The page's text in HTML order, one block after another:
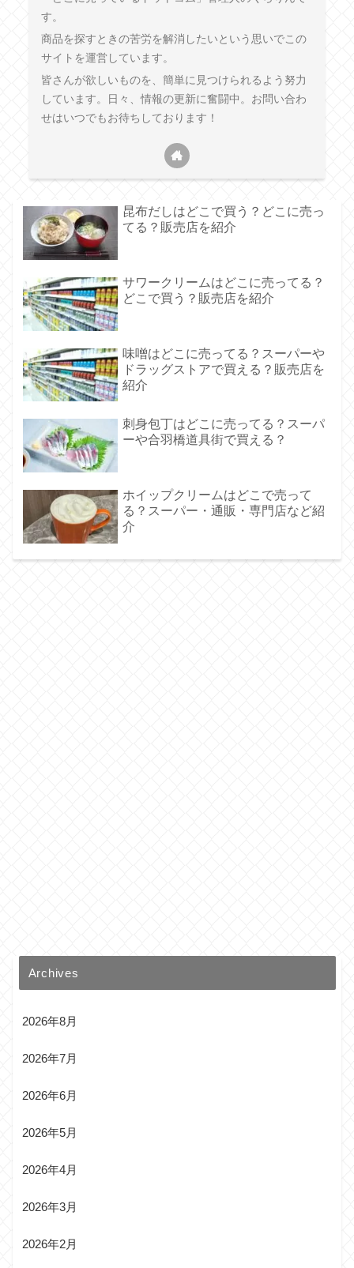
す。
商品を探すときの苦労を解消したいという思いでこの
サイトを運営しています。
皆さんが欲しいものを、簡単に見つけられるよう努力
しています。日々、情報の更新に奮闘中。お問い合わ
せはいつでもお待ちしております！
昆布だしはどこで買う？どこに売っ
てる？販売店を紹介
サワークリームはどこに売ってる？
どこで買う？販売店を紹介
味噌はどこに売ってる？スーパーや
ドラッグストアで買える？販売店を
紹介
刺身包丁はどこに売ってる？スーパ
ーや合羽橋道具街で買える？
ホイップクリームはどこで売って
る？スーパー・通販・専門店など紹
介
Archives
2026年8月
2026年7月
2026年6月
2026年5月
2026年4月
2026年3月
2026年2月